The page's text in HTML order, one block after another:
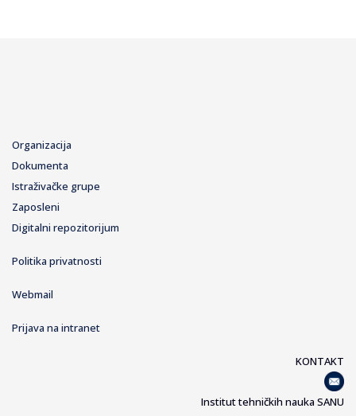
Organizacija
Dokumenta
Istraživačke grupe
Zaposleni
Digitalni repozitorijum
Politika privatnosti
Webmail
Prijava na intranet
KONTAKT
Institut tehničkih nauka SANU